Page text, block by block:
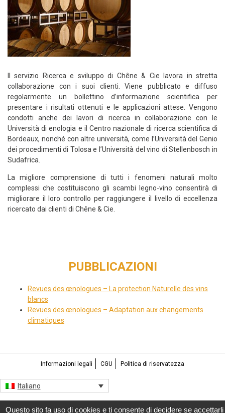
Il servizio Ricerca e sviluppo di Chêne & Cie lavora in stretta
collaborazione con i suoi clienti. Viene pubblicato e diffuso
regolarmente un bollettino d’informazione scientifica per
presentare i risultati ottenuti e le applicazioni attese. Vengono
condotti anche dei lavori di ricerca in collaborazione con le
Università di enologia e il Centro nazionale di ricerca scientifica di
Bordeaux, nonché con altre università, come l’Università del Genio
dei procedimenti di Tolosa e l’Università del vino di Stellenbosch in
Sudafrica.
La migliore comprensione di tutti i fenomeni naturali molto
complessi che costituiscono gli scambi legno-vino consentirà di
migliorare il loro controllo per raggiungere il livello di eccellenza
ricercato dai clienti di Chêne & Cie.
PUBBLICAZIONI
Revues des œnologues – La protection Naturelle des vins
blancs
Revues des œnologues – Adaptation aux changements
climatiques
Informazioni legali CGU Politica di riservatezza
Italiano
Questo sito fa uso di cookies e ti consente di decidere se accettarli